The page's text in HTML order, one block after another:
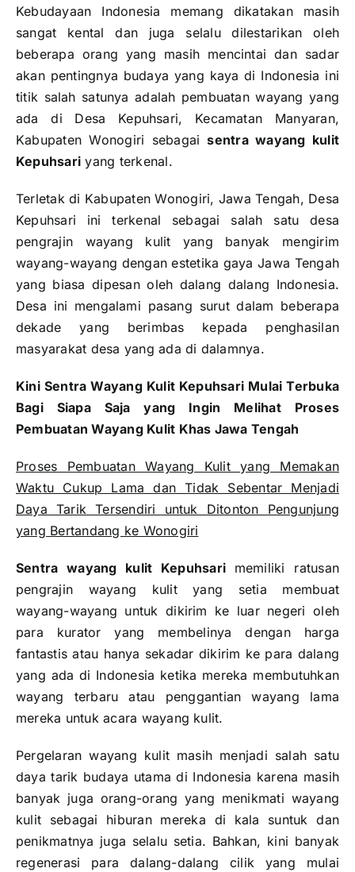
Kebudayaan Indonesia memang dikatakan masih
sangat kental dan juga selalu dilestarikan oleh
beberapa orang yang masih mencintai dan sadar
akan pentingnya budaya yang kaya di Indonesia ini
titik salah satunya adalah pembuatan wayang yang
ada di Desa Kepuhsari, Kecamatan Manyaran,
Kabupaten Wonogiri sebagaisentra wayang kulit
Kepuhsari yang terkenal.
Terletak di Kabupaten Wonogiri, Jawa Tengah, Desa
Kepuhsari ini terkenal sebagai salah satu desa
pengrajin wayang kulit yang banyak mengirim
wayang-wayang dengan estetika gaya Jawa Tengah
yang biasa dipesan oleh dalang dalang Indonesia.
Desa ini mengalami pasang surut dalam beberapa
dekade yang berimbas kepada penghasilan
masyarakat desa yang ada di dalamnya.
Kini Sentra Wayang Kulit Kepuhsari Mulai Terbuka
Bagi Siapa Saja yang Ingin Melihat Proses
Pembuatan Wayang Kulit Khas Jawa Tengah
Proses Pembuatan Wayang Kulit yang Memakan
Waktu Cukup Lama dan Tidak Sebentar Menjadi
Daya Tarik Tersendiri untuk Ditonton Pengunjung
yang Bertandang ke Wonogiri
Sentra wayang kulit Kepuhsari memiliki ratusan
pengrajin wayang kulit yang setia membuat
wayang-wayang untuk dikirim ke luar negeri oleh
para kurator yang membelinya dengan harga
fantastis atau hanya sekadar dikirim ke para dalang
yang ada di Indonesia ketika mereka membutuhkan
wayang terbaru atau penggantian wayang lama
mereka untuk acara wayang kulit.
Pergelaran wayang kulit masih menjadi salah satu
daya tarik budaya utama di Indonesia karena masih
banyak juga orang-orang yang menikmati wayang
kulit sebagai hiburan mereka di kala suntuk dan
penikmatnya juga selalu setia. Bahkan, kini banyak
regenerasi para dalang-dalang cilik yang mulai